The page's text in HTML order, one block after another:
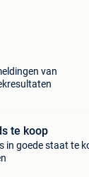
van
te koop
in goede staat te